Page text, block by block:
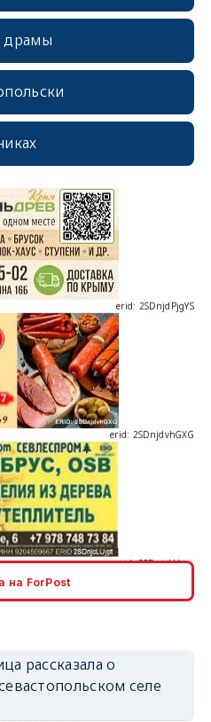
драмы
erid: 2SDnjcrDNw6
erid: 2SDnjdPjgYS
erid: 2SDnjdvhGXG
на ForPost
рассказала о
селе